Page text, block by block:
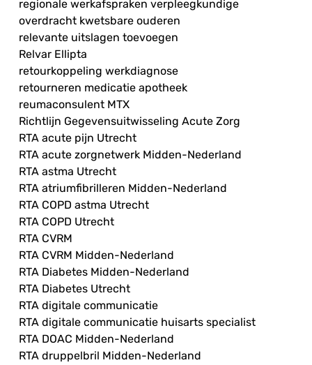
regionale werkafspraken verpleegkundige
overdracht kwetsbare ouderen
relevante uitslagen toevoegen
Relvar Ellipta
retourkoppeling werkdiagnose
retourneren medicatie apotheek
reumaconsulent MTX
Richtlijn Gegevensuitwisseling Acute Zorg
RTA acute pijn Utrecht
RTA acute zorgnetwerk Midden-Nederland
RTA astma Utrecht
RTA atriumfibrilleren Midden-Nederland
RTA COPD astma Utrecht
RTA COPD Utrecht
RTA CVRM
RTA CVRM Midden-Nederland
RTA Diabetes Midden-Nederland
RTA Diabetes Utrecht
RTA digitale communicatie
RTA digitale communicatie huisarts specialist
RTA DOAC Midden-Nederland
RTA druppelbril Midden-Nederland